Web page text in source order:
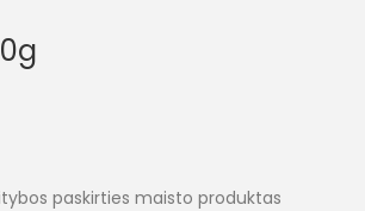
paskirties maisto produktas